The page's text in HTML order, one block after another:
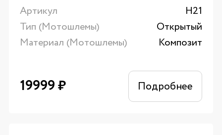
Артикул
H21
Тип (Мотошлемы)
Открытый
Материал (Мотошлемы)
Композит
19999₽ Подробнее